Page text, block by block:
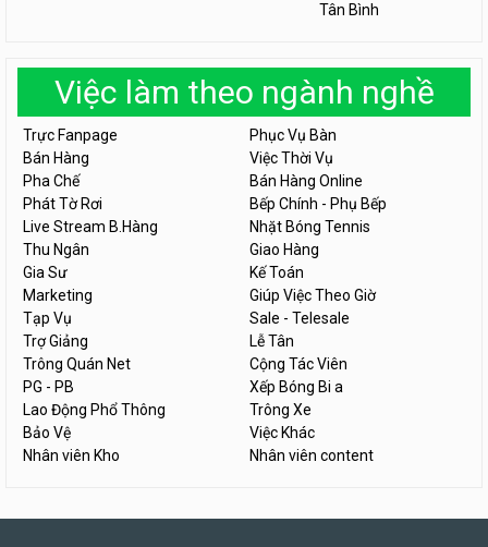
Tân Bình
Việc làm theo ngành nghề
Trực Fanpage
Phục Vụ Bàn
Bán Hàng
Việc Thời Vụ
Pha Chế
Bán Hàng Online
Phát Tờ Rơi
Bếp Chính - Phụ Bếp
Live Stream B.Hàng
Nhặt Bóng Tennis
Thu Ngân
Giao Hàng
Gia Sư
Kế Toán
Marketing
Giúp Việc Theo Giờ
Tạp Vụ
Sale - Telesale
Trợ Giảng
Lễ Tân
Trông Quán Net
Cộng Tác Viên
PG - PB
Xếp Bóng Bi a
Lao Động Phổ Thông
Trông Xe
Bảo Vệ
Việc Khác
Nhân viên Kho
Nhân viên content